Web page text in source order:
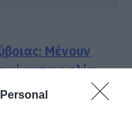
Μένουν
καταγγελία
τον
την ζωή